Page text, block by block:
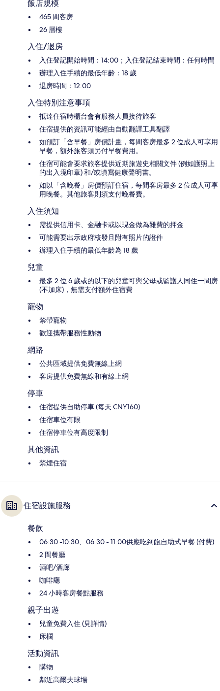
飯店規模
465 間客房
26 層樓
入住/退房
入住登記開始時間：14:00；入住登記結束時間：任何時間
辦理入住手續的最低年齡：18 歲
退房時間：12:00
入住特別注意事項
抵達住宿時櫃台會有服務人員接待旅客
住宿提供的資訊可能經由自動翻譯工具翻譯
如預訂「含早餐」房價計畫，每間客房最多 2 位成人可享用
早餐，額外旅客須另付早餐費用。
住宿可能會要求旅客提供近期旅遊史相關文件 (例如護照上
的出入境印章) 和/或填寫健康聲明書。
如以「含晚餐」房價預訂住宿，每間客房最多 2 位成人可享
用晚餐。其他旅客則須支付晚餐費。
入住須知
需提供信用卡、金融卡或以現金做為雜費的押金
可能需要出示政府核發且附有照片的證件
辦理入住手續的最低年齡為 18 歲
兒童
最多 2 位 6 歲或的以下的兒童可與父母或監護人同住一間房
(不加床)，無需支付額外住宿費
寵物
禁帶寵物
歡迎攜帶服務性動物
網路
公共區域提供免費無線上網
客房提供免費無線和有線上網
停車
住宿提供自助停車 (每天 CNY160)
住宿車位有限
住宿停車位有高度限制
其他資訊
禁煙住宿
住宿設施服務
餐飲
06:30 -10:30、06:30 - 11:00供應吃到飽自助式早餐 (付費)
2 間餐廳
酒吧/酒廊
咖啡廳
24 小時客房餐點服務
親子出遊
兒童免費入住 (見詳情)
床欄
活動資訊
購物
鄰近高爾夫球場